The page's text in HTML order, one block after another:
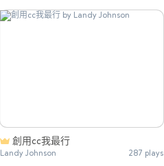
創用cc我最行
Landy Johnson 287 plays